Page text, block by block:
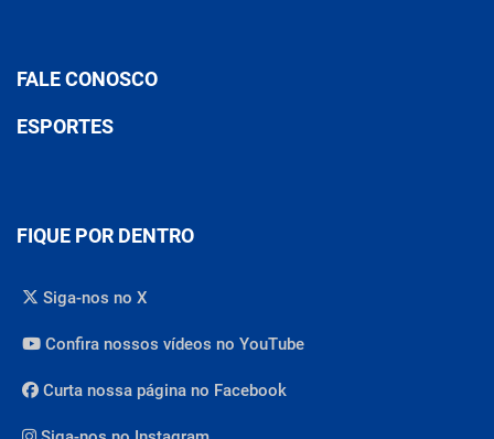
FALE CONOSCO
ESPORTES
FIQUE POR DENTRO
Siga-nos no X
Confira nossos vídeos no YouTube
Curta nossa página no Facebook